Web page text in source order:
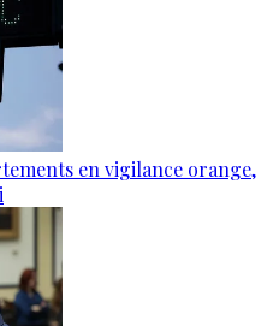
en vigilance orange,